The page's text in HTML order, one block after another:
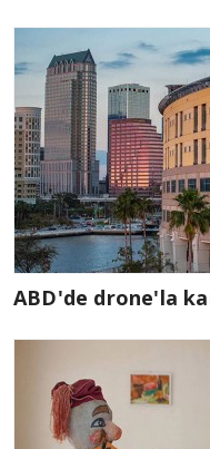
ABD'de drone'la